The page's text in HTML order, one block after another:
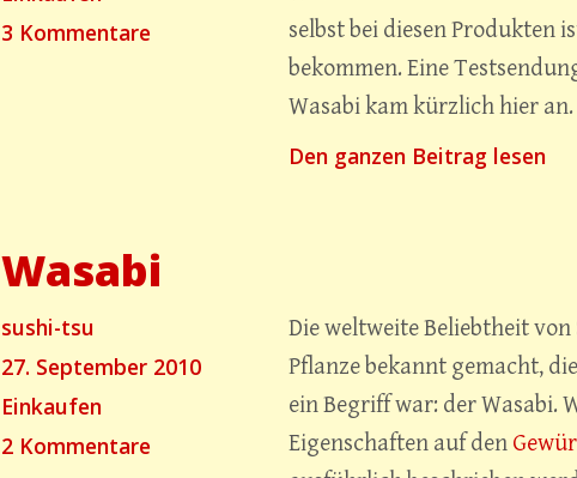
selbst bei diesen Produkten
bekommen. Eine
Wasabi kam kürzlich hier an.
Den ganzen Beitrag lesen
3 Kommentare
Wasabi
Die weltweite Beliebtheit
Pflanze bekannt gemacht,
ein Begriff war: der Wasabi.
Eigenschaften auf den
Autor
sushi-tsu
Geschrieben
am
27. September 2010
Categories
Einkaufen
2 Kommentare